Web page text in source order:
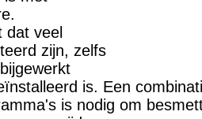
dat veel
zijn, zelfs
is. Een
is nodig om